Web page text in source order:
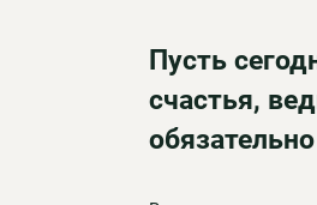
Пусть
счастья,